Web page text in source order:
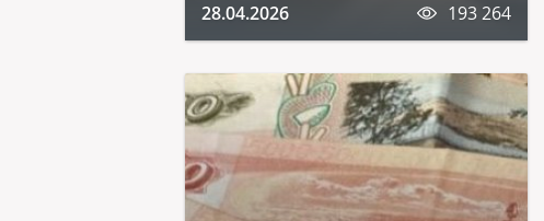
28.04.2026 193 264